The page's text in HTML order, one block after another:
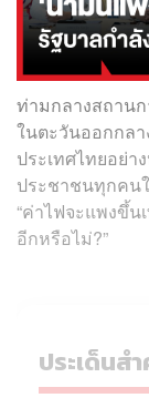
ท่ามกลางสถาน
ในตะวันออกกล
ประเทศไทยอย่า
ประชาชนทุกคน
“ค่าไฟจะแพงขึ้น
อีกหรือไม่?”
ประเด็นส